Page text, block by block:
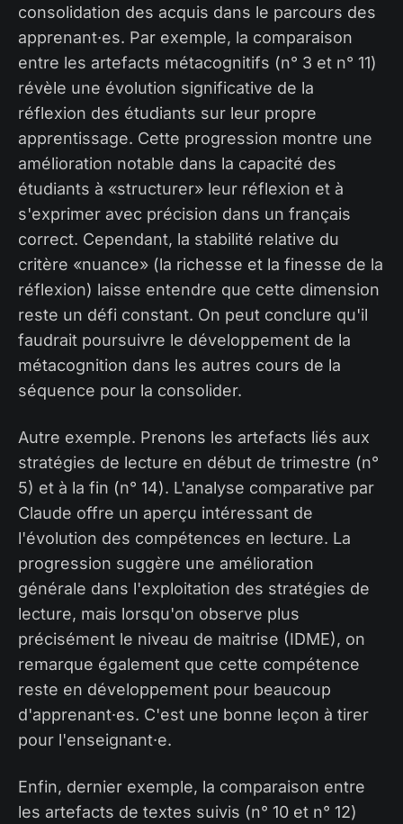
consolidation des acquis dans le parcours des
apprenant·es. Par exemple, la comparaison
entre les artefacts métacognitifs (n° 3 et n° 11)
révèle une évolution significative de la
réflexion des étudiants sur leur propre
apprentissage. Cette progression montre une
amélioration notable dans la capacité des
étudiants à «structurer» leur réflexion et à
s'exprimer avec précision dans un français
correct. Cependant, la stabilité relative du
critère «nuance» (la richesse et la finesse de la
réflexion) laisse entendre que cette dimension
reste un défi constant. On peut conclure qu'il
faudrait poursuivre le développement de la
métacognition dans les autres cours de la
séquence pour la consolider.
Autre exemple. Prenons les artefacts liés aux
stratégies de lecture en début de trimestre (n°
5) et à la fin (n° 14). L'analyse comparative par
Claude offre un aperçu intéressant de
l'évolution des compétences en lecture. La
progression suggère une amélioration
générale dans l'exploitation des stratégies de
lecture, mais lorsqu'on observe plus
précisément le niveau de maitrise (IDME), on
remarque également que cette compétence
reste en développement pour beaucoup
d'apprenant·es. C'est une bonne leçon à tirer
pour l'enseignant·e.
Enfin, dernier exemple, la comparaison entre
les artefacts de textes suivis (n° 10 et n° 12)